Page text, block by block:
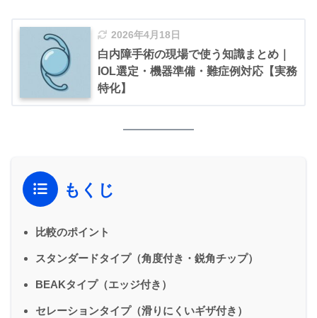
2026年4月18日
白内障手術の現場で使う知識まとめ｜
IOL選定・機器準備・難症例対応【実務
特化】
もくじ
比較のポイント
スタンダードタイプ（角度付き・鋭角チップ）
BEAKタイプ（エッジ付き）
セレーションタイプ（滑りにくいギザ付き）